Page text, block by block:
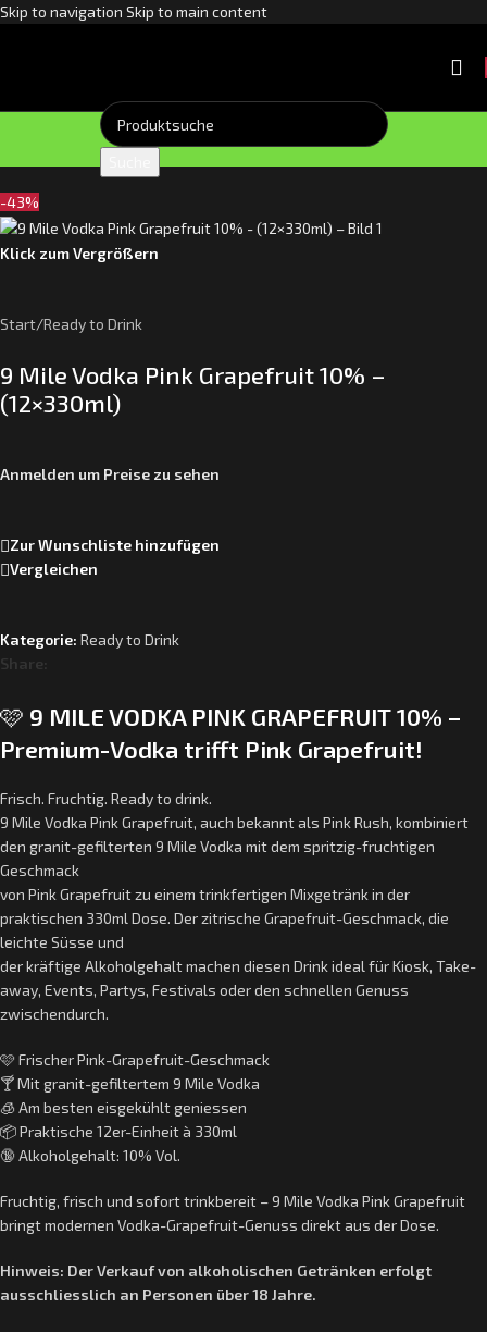
Skip to navigation Skip to main content
-43%
Klick zum Vergrößern
Start/Ready to Drink
9 Mile Vodka Pink Grapefruit 10% –
(12×330ml)
Anmelden um Preise zu sehen
Zur Wunschliste hinzufügen
Vergleichen
Kategorie: Ready to Drink
Share:
🩷 9 MILE VODKA PINK GRAPEFRUIT 10% –
Premium-Vodka trifft Pink Grapefruit!
Frisch. Fruchtig. Ready to drink.
9 Mile Vodka Pink Grapefruit, auch bekannt als Pink Rush, kombiniert
den granit-gefilterten 9 Mile Vodka mit dem spritzig-fruchtigen
Geschmack
von Pink Grapefruit zu einem trinkfertigen Mixgetränk in der
praktischen 330ml Dose. Der zitrische Grapefruit-Geschmack, die
leichte Süsse und
der kräftige Alkoholgehalt machen diesen Drink ideal für Kiosk, Take-
away, Events, Partys, Festivals oder den schnellen Genuss
zwischendurch.
🩷 Frischer Pink-Grapefruit-Geschmack
🍸 Mit granit-gefiltertem 9 Mile Vodka
🧊 Am besten eisgekühlt geniessen
📦 Praktische 12er-Einheit à 330ml
🔞 Alkoholgehalt: 10% Vol.
Fruchtig, frisch und sofort trinkbereit – 9 Mile Vodka Pink Grapefruit
bringt modernen Vodka-Grapefruit-Genuss direkt aus der Dose.
Hinweis: Der Verkauf von alkoholischen Getränken erfolgt
ausschliesslich an Personen über 18 Jahre.